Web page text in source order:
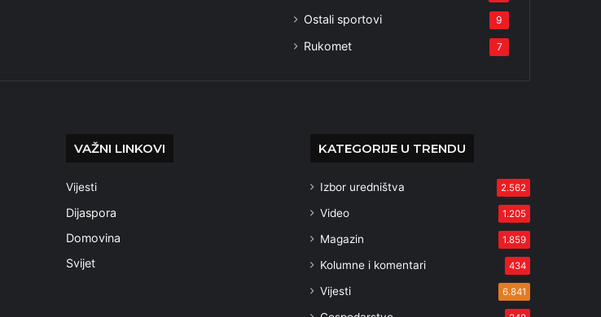
Ostali sportovi 9
Rukomet 7
VAŽNI LINKOVI
Vijesti
Dijaspora
Domovina
Svijet
KATEGORIJE U TRENDU
Izbor uredništva 2.562
Video 1.205
Magazin 1.859
Kolumne i komentari 434
Vijesti 6.841